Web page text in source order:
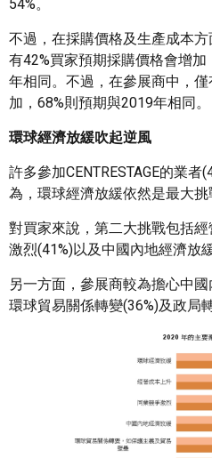
54%。
不過，在採購價格及生產成本
有42%買家預期採購價格會增
年相同。不過，在參展商中，
加，68%則預期與2019年相同。
環球經濟放緩吹起逆風
許多參加CENTRESTAGE的業
為，環球經濟放緩依然是最大挑
對買家來說，第二大挑戰包括
激烈(41%)以及中國內地經濟放
另一方面，參展商較為擔心中
環球貿易關係轉變(36%)及政局轉